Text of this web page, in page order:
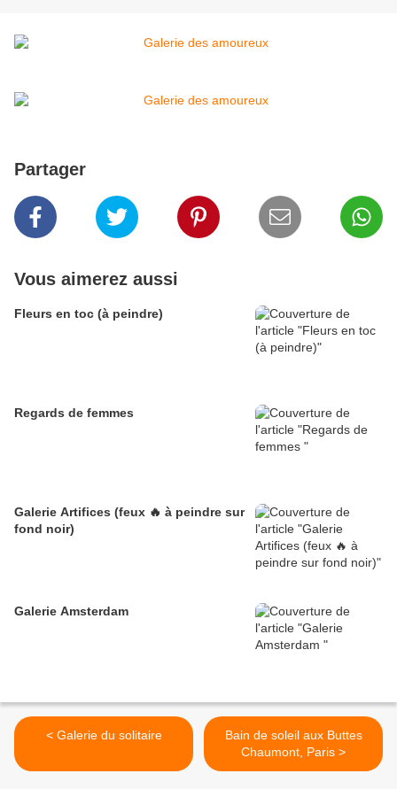
Partager
Vous aimerez aussi
Fleurs en toc (à peindre)
Regards de femmes
Galerie Artifices (feux 🔥 à peindre sur
fond noir)
Galerie Amsterdam
< Galerie du solitaire
Bain de soleil aux Buttes
Chaumont, Paris >